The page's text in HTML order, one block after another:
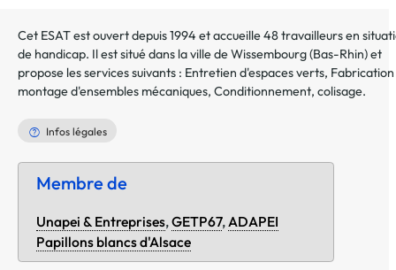
Cet ESAT est ouvert depuis 1994 et accueille 48 travailleurs en
de handicap. Il est situé dans la ville deWissembourg(Bas-Rhin) et
propose les services suivants : Entretien d'espaces verts,
montage d'ensembles mécaniques, Conditionnement, colisage.
Infos légales
Membre de
Unapei & Entreprises,GETP67,ADAPEI
Papillons blancs d'Alsace